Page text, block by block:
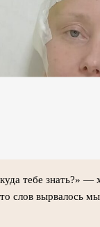
тебе знать?» —
слов вырвалось